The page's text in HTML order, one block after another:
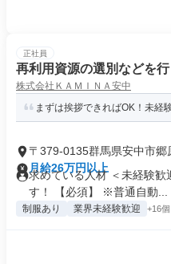
正社員
再利用資源の選別などを
株式会社ＫＡＭＩＮＡ安中
まずは挨拶できればOK！未経
〒379-0135群馬県安中市郷
月給26万円以上
求めている人材 ＜未経験
す！ 【必須】 ※普通自動...
制服あり 業界未経験歓迎 +16個